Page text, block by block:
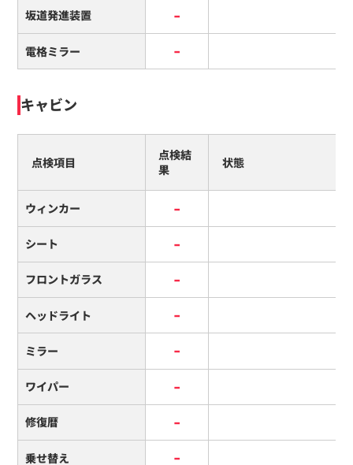
坂道発進装置 -
電格ミラー -
キャビン
点検項目
点検結
果
状態
ウィンカー -
シート -
フロントガラス -
ヘッドライト -
ミラー -
ワイパー -
修復暦 -
乗せ替え -